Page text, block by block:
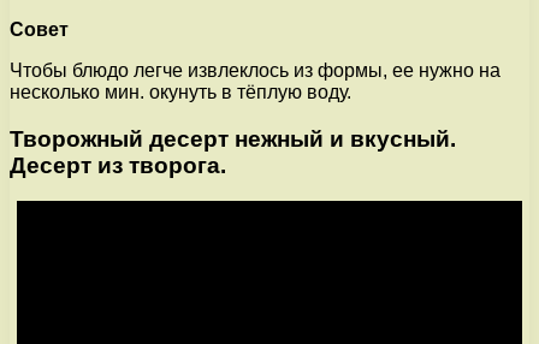
Совет
Чтобы блюдо легче извлеклось из формы, ее нужно на
несколько мин. окунуть в тёплую воду.
Творожный десерт нежный и вкусный.
Десерт из творога.